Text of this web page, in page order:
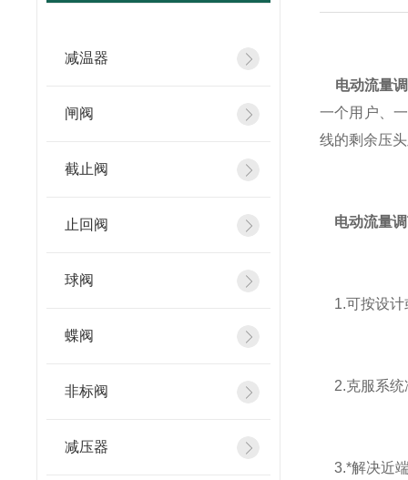
减温器
闸阀
截止阀
止回阀
球阀
蝶阀
非标阀
减压器
电动流量
一个用户、
线的剩余压
电动流量
1.可按设计
2.克服系统
3.*解决近